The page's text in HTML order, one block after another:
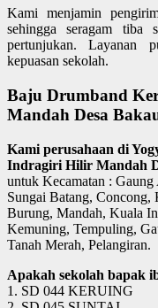
Kami menjamin
sehingga seragam tiba
pertunjukan. Layanan
kepuasan sekolah.
Baju Drumband
Mandah Desa
Kami perusahaan di
Indragiri Hilir Mandah
untuk Kecamatan :
Sungai Batang, Concong,
Burung, Mandah, Kuala
Kemuning, Tempuling,
Tanah Merah, Pelangiran.
Apakah sekolah bapak
1. SD 044 KERUING